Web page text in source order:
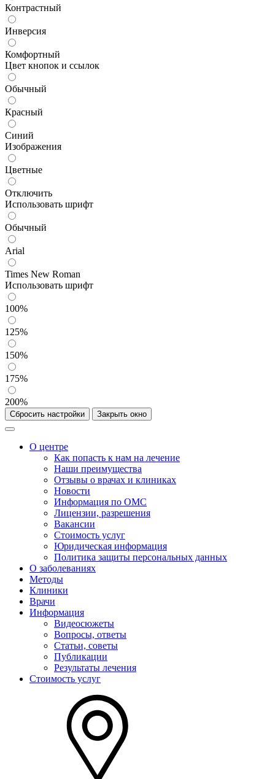
Контрастный
Инверсия
Комфортный
Цвет кнопок и ссылок
Обычный
Красный
Синий
Изображения
Цветные
Отключить
Использовать шрифт
Обычный
Arial
Times New Roman
Использовать шрифт
100%
125%
150%
175%
200%
Сбросить настройки Закрыть окно
О центре
Как попасть к нам на лечение
Наши преимущества
Отзывы о врачах и клиниках
Новости
Информация по ОМС
Лицензии, разрешения
Вакансии
Стоимость услуг
Юридическая информация
Политика защиты персональных данных
О заболеваниях
Методы
Клиники
Врачи
Информация
Видеосюжеты
Вопросы, ответы
Статьи, советы
Публикации
Результаты лечения
Стоимость услуг